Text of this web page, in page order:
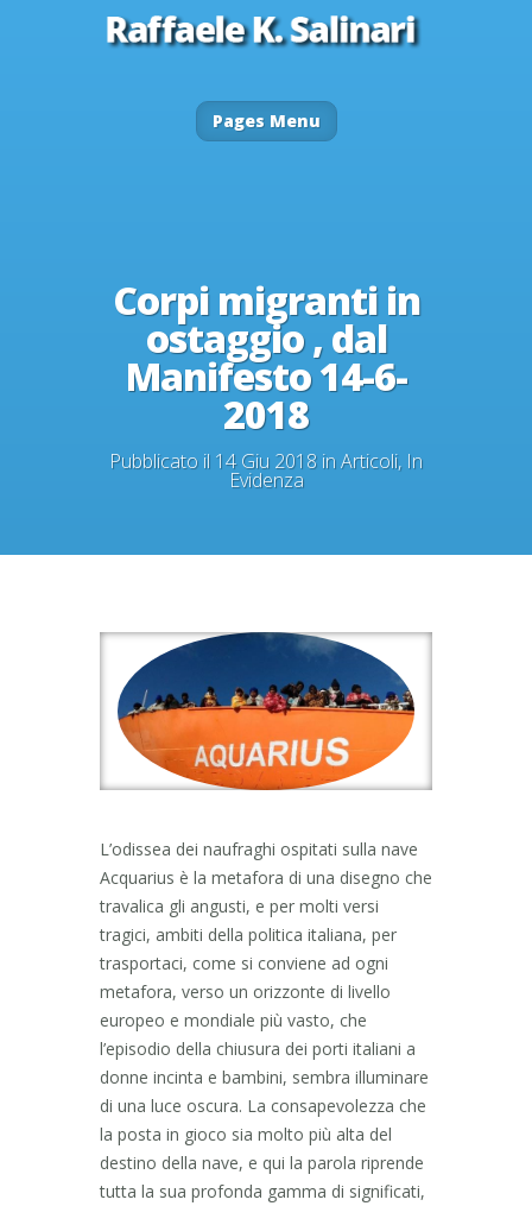
Pages Menu
Corpi migranti in
ostaggio , dal
Manifesto 14-6-
2018
Pubblicato il 14 Giu 2018 inArticoli, In
Evidenza
L’odissea dei naufraghi ospitati sulla nave
Acquarius è la metafora di una disegno che
travalica gli angusti, e per molti versi
tragici, ambiti della politica italiana, per
trasportaci, come si conviene ad ogni
metafora, verso un orizzonte di livello
europeo e mondiale più vasto, che
l’episodio della chiusura dei porti italiani a
donne incinta e bambini, sembra illuminare
di una luce oscura. La consapevolezza che
la posta in gioco sia molto più alta del
destino della nave, e qui la parola riprende
tutta la sua profonda gamma di significati,